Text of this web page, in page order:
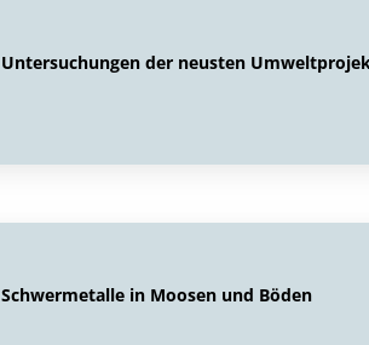
Untersuchungen der neusten
Schwermetalle in Moosen und Böden